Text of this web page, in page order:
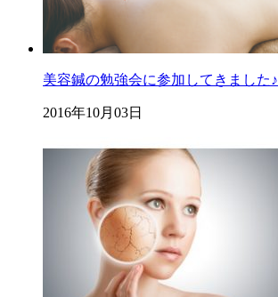
美容鍼の勉強会に参加してきました♪
2016年10月03日